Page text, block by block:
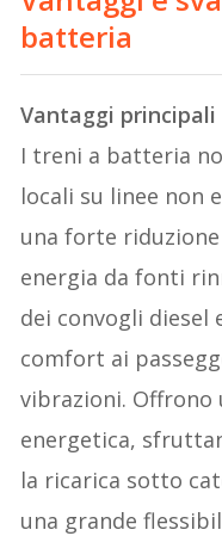
batteria
Vantaggi principali
I treni a batteria
locali su linee non
una forte riduzione
energia da fonti
dei convogli diesel
comfort ai
vibrazioni. Offrono
energetica,
la ricarica sotto
una grande